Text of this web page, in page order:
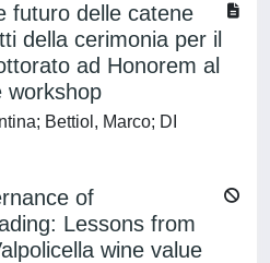
futuro delle catene
della cerimonia per il
ad Honorem al
workshop
Bettiol, Marco; DI
of
Lessons from
wine value